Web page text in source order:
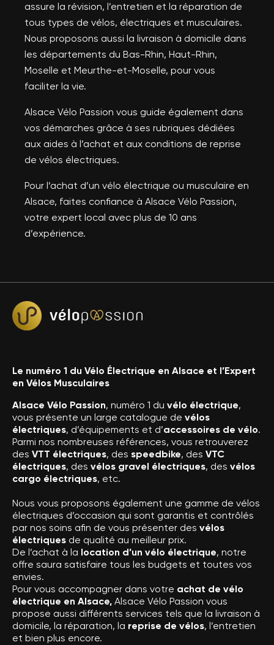
assure la révision, l’entretien et la réparation de
tous types de vélos, électriques et musculaires.
Nous proposons aussi la livraison à domicile dans
les départements du Bas-Rhin, Haut-Rhin,
Moselle et Meurthe-et-Moselle, pour vous
faciliter la vie.
Alsace Vélo Passion vous guide également dans
vos démarches grâce à ses rubriques dédiées
aux aides à l’achat et aux conditions de reprise
de vélos électriques.
Pour l’achat d’un vélo électrique ou musculaire en
Alsace, faites confiance à Alsace Vélo Passion,
votre expert local avec plus de 10 ans
d’expérience.
Le numéro 1 du Vélo Électrique en Alsace et l’Expert
en Vélos Musculaires
Alsace Vélo Passion, numéro 1 du vélo électrique,
vous présente un large catalogue de vélos
électriques, d’équipements et d’accessoires de vélo.
Parmi nos nombreuses références, vous retrouverez
des VTT électriques, des speedbike, des VTC
électriques, des vélos gravel électriques, des vélos
cargo électriques, etc.
Nous vous proposons également une gamme de vélos
électriques d’occasion qui sont garantis et contrôlés
par nos soins afin de vous présenter des vélos
électriques de qualité au meilleur prix.
De l’achat à la location d’un vélo électrique, notre
offre saura satisfaire tous les budgets et toutes vos
envies.
Pour vous accompagner dans votre achat de vélo
électrique en Alsace, Alsace Vélo Passion vous
propose aussi différents services tels que la livraison à
domicile, la réparation, la reprise de vélos, l’entretien
et bien plus encore.